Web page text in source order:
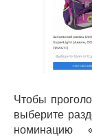
Чтобы
выберите
номинацию